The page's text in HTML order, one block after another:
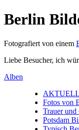
Berlin
Fotografiert von einem
Liebe Besucher, ich
Alben
AKTUELL
Fotos von
Trauer und
Potsdam